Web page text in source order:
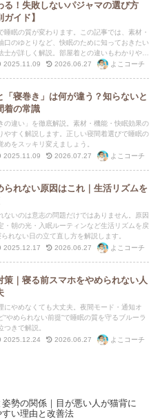
る！失敗しないパジャマの選び方
ガイド】
睡眠の質が変わります。この記事では、素材・
口のゆとりなど、快眠のために知っておきたい
士が詳しく解説。部屋着との違いもわかりやす
2025.11.09 2026.06.27 よこコーチ
「寝巻き」は何が違う？知らないと
着の常識
の違い」を徹底解説。素材・機能・快眠効果の
やすく解説します。正しい寝間着選びで睡眠の
めをスッキリ変えましょう。
2025.11.09
2026.07.27 よこコーチ
られない原因はこれ｜生活リズムを
ないのは意志の問題だけではありません。原因
・朝の光・入眠ルーティンなど生活リズムを戻
れない日の立て直し方を解説します。
2025.12.17
2026.06.27 よこコーチ
策｜寝る前スマホをやめられない人
にやめなくても大丈夫。夜間モード・通知オ
“やめられない前提”で睡眠の質を守るブルーラ
つきで解説。
2025.12.24
2026.06.27 よこコーチ
勢の関係｜目が悪い人が猫背に
すい理由と改善法